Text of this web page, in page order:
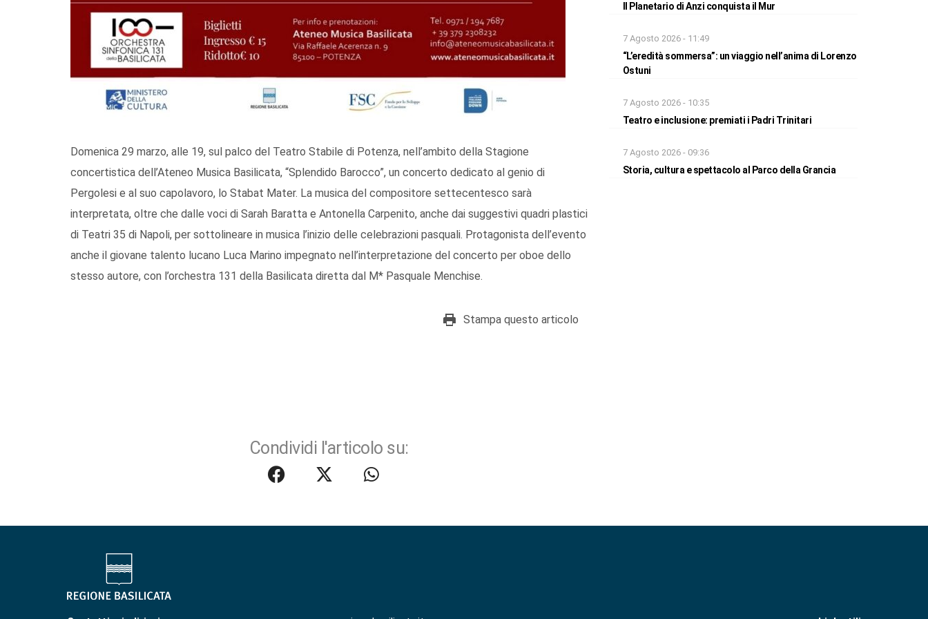
Domenica 29 marzo, alle 19, sul palco del Teatro Stabile di Potenza, nell’ambito della Stagione
concertistica dell’Ateneo Musica Basilicata, “Splendido Barocco”, un concerto dedicato al genio di
Pergolesi e al suo capolavoro, lo Stabat Mater. La musica del compositore settecentesco sarà
interpretata, oltre che dalle voci di Sarah Baratta e Antonella Carpenito, anche dai suggestivi quadri plastici
di Teatri 35 di Napoli, per sottolineare in musica l’inizio delle celebrazioni pasquali. Protagonista dell’evento
anche il giovane talento lucano Luca Marino impegnato nell’interpretazione del concerto per oboe dello
stesso autore, con l’orchestra 131 della Basilicata diretta dal M* Pasquale Menchise.
Stampa questo articolo
Condividi l'articolo su:
Il Planetario di Anzi conquista il Mur
7 Agosto 2026 - 11:49
“L’eredità sommersa”: un viaggio nell’anima di Lorenzo
Ostuni
7 Agosto 2026 - 10:35
Teatro e inclusione: premiati i Padri Trinitari
7 Agosto 2026 - 09:36
Storia, cultura e spettacolo al Parco della Grancia